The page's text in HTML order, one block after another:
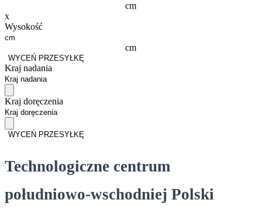
cm
x
Wysokość
cm
WYCEŃ PRZESYŁKĘ
Kraj nadania
Kraj doręczenia
WYCEŃ PRZESYŁKĘ
Technologiczne centrum
południowo-wschodniej Polski